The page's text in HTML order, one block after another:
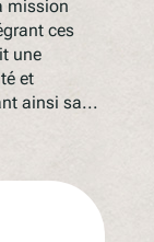
mission
ces
une
et
ainsi sa...